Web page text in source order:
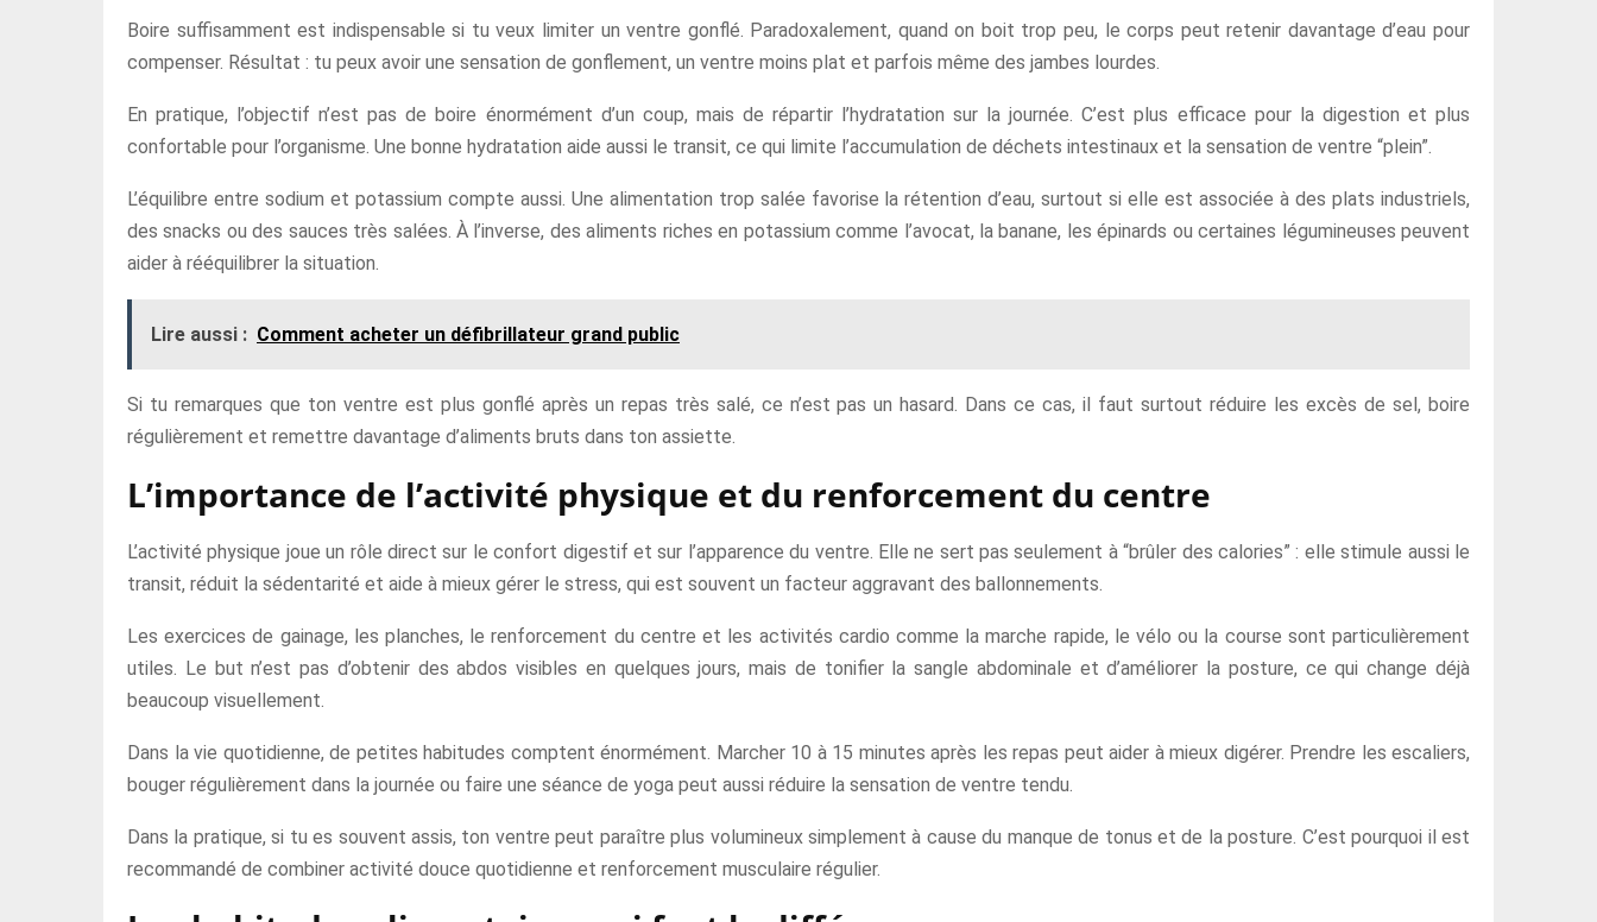
Boire suffisamment est indispensable si tu veux limiter un ventre gonflé. Paradoxalement, quand on boit trop peu, le corps peut retenir davantage d’eau pour
compenser. Résultat : tu peux avoir une sensation de gonflement, un ventre moins plat et parfois même des jambes lourdes.
En pratique, l’objectif n’est pas de boire énormément d’un coup, mais de répartir l’hydratation sur la journée. C’est plus efficace pour la digestion et plus
confortable pour l’organisme. Une bonne hydratation aide aussi le transit, ce qui limite l’accumulation de déchets intestinaux et la sensation de ventre “plein”.
L’équilibre entre sodium et potassium compte aussi. Une alimentation trop salée favorise la rétention d’eau, surtout si elle est associée à des plats industriels,
des snacks ou des sauces très salées. À l’inverse, des aliments riches en potassium comme l’avocat, la banane, les épinards ou certaines légumineuses peuvent
aider à rééquilibrer la situation.
Lire aussi : Comment acheter un défibrillateur grand public
Si tu remarques que ton ventre est plus gonflé après un repas très salé, ce n’est pas un hasard. Dans ce cas, il faut surtout réduire les excès de sel, boire
régulièrement et remettre davantage d’aliments bruts dans ton assiette.
L’importance de l’activité physique et du renforcement du centre
L’activité physique joue un rôle direct sur le confort digestif et sur l’apparence du ventre. Elle ne sert pas seulement à “brûler des calories” : elle stimule aussi le
transit, réduit la sédentarité et aide à mieux gérer le stress, qui est souvent un facteur aggravant des ballonnements.
Les exercices de gainage, les planches, le renforcement du centre et les activités cardio comme la marche rapide, le vélo ou la course sont particulièrement
utiles. Le but n’est pas d’obtenir des abdos visibles en quelques jours, mais de tonifier la sangle abdominale et d’améliorer la posture, ce qui change déjà
beaucoup visuellement.
Dans la vie quotidienne, de petites habitudes comptent énormément. Marcher 10 à 15 minutes après les repas peut aider à mieux digérer. Prendre les escaliers,
bouger régulièrement dans la journée ou faire une séance de yoga peut aussi réduire la sensation de ventre tendu.
Dans la pratique, si tu es souvent assis, ton ventre peut paraître plus volumineux simplement à cause du manque de tonus et de la posture. C’est pourquoi il est
recommandé de combiner activité douce quotidienne et renforcement musculaire régulier.